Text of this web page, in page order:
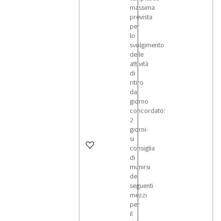
massima
prevista
per
lo
svolgimento
delle
attività
di
ritiro
dal
giorno
concordato:
2
giorni-
si
consiglia
di
munirsi
dei
seguenti
mezzi
per
il